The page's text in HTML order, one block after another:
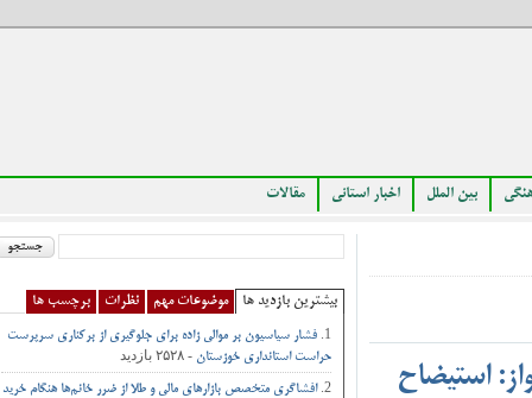
بین الملل اخبار استانی مقالات
استیضاح
بیشترین بازدید ها موضوعات مهم نظرات برچسب ها
فشار سیاسیون بر موالی زاده برای جلوگیری از برکناری سرپرست
حراست استانداری خوزستان- ۲۵۲۸ بازدید
افشاگری متخصص بازارهای مالی و طلا از ضرر خانم‌ها هنگام خرید